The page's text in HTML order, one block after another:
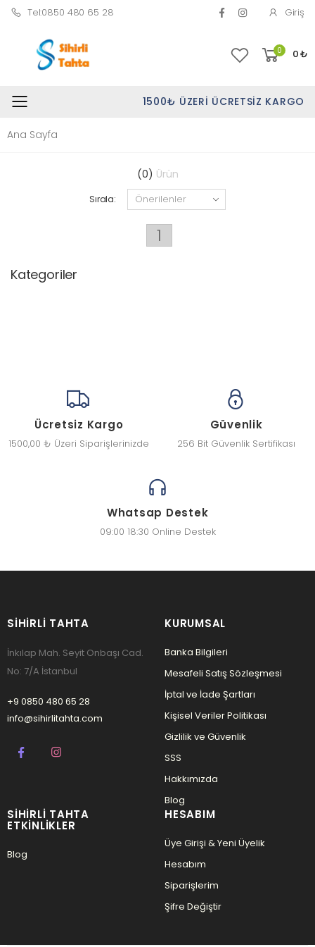
Tel:0850 480 65 28 Giriş
0 0₺
Toggle mobile menu1500₺ ÜZERI ÜCRETSIZ KARGO
Ana Sayfa
(0) Ürün
Sırala:
1
Kategoriler
Ücretsiz Kargo
1500,00 ₺ Üzeri Siparişlerinizde
Güvenlik
256 Bit Güvenlik Sertifikası
Whatsap Destek
09:00 18:30 Online Destek
SIHIRLI TAHTA
İnkılap Mah. Seyit Onbaşı Cad.
No: 7/A İstanbul
+9 0850 480 65 28
info@sihirlitahta.com
KURUMSAL
Banka Bilgileri
Mesafeli Satış Sözleşmesi
İptal ve İade Şartları
Kişisel Veriler Politikası
Gizlilik ve Güvenlik
SSS
Hakkımızda
Blog
SIHIRLI TAHTA
ETKINLIKLER
Blog
HESABIM
Üye Girişi & Yeni Üyelik
Hesabım
Siparişlerim
Şifre Değiştir